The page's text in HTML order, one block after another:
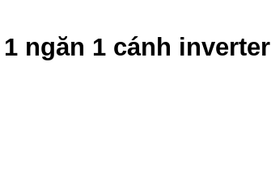
ngăn 1 cánh inverter